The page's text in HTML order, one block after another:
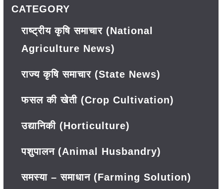
CATEGORY
राष्ट्रीय कृषि समाचार (National
Agriculture News)
राज्य कृषि समाचार (State News)
फसल की खेती (Crop Cultivation)
उद्यानिकी (Horticulture)
पशुपालन (Animal Husbandry)
समस्या – समाधान (Farming Solution)